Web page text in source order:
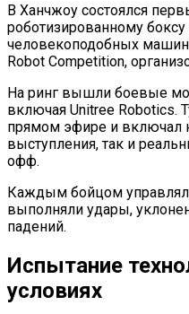
В Ханчжоу состоялся
роботизированному боксу
человекоподобных
Robot Competition,
На ринг вышли боевые
включая Unitree Robotics.
прямом эфире и включал
выступления, так и
офф.
Каждым бойцом
выполняли удары,
падений.
Испытание
условиях